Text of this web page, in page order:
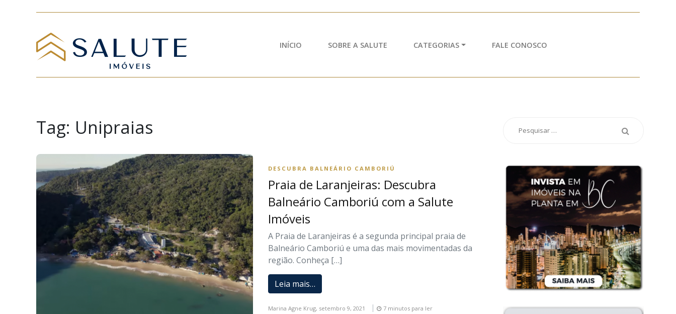
INÍCIO SOBRE A SALUTE CATEGORIAS FALE CONOSCO
Tag: Unipraias
DESCUBRA BALNEÁRIO CAMBORIÚ
Praia de Laranjeiras: Descubra
Balneário Camboriú com a Salute
Imóveis
A Praia de Laranjeiras é a segunda principal praia de
Balneário Camboriú e uma das mais movimentadas da
região. Conheça […]
Leia mais…
Marina Agne Krug, setembro 9, 2021 7 minutos para ler